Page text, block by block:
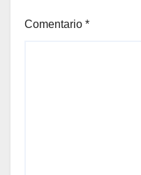
Comentario *